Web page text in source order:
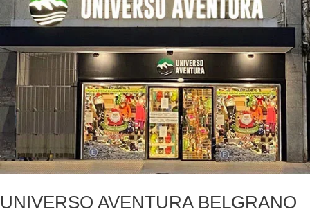
UNIVERSO AVENTURA BELGRANO